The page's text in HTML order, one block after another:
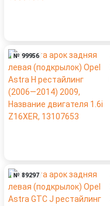
№ 99956
№ 89297